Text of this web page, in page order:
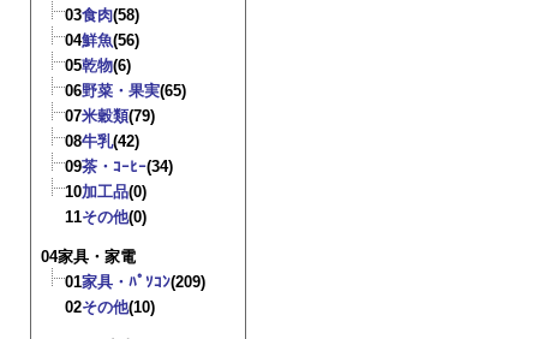
03食肉(58)
04鮮魚(56)
05乾物(6)
06野菜・果実(65)
07米穀類(79)
08牛乳(42)
09茶・ｺｰﾋｰ(34)
10加工品(0)
11その他(0)
04家具・家電
01家具・ﾊﾟｿｺﾝ(209)
02その他(10)